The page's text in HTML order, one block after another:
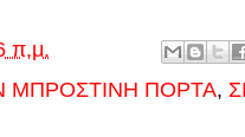
π.μ.
ΜΠΡΟΣΤΙΝΗ ΠΟΡΤΑ,